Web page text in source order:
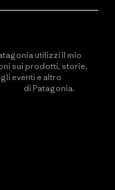
utilizzi il mio
sui prodotti, storie,
eventi e altro
di Patagonia.